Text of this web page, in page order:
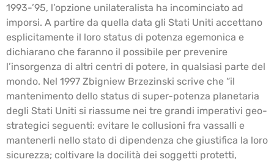
1993-’95, l’opzione unilateralista ha incominciato ad
imporsi. A partire da quella data gli Stati Uniti accettano
esplicitamente il loro status di potenza egemonica e
dichiarano che faranno il possibile per prevenire
l’insorgenza di altri centri di potere, in qualsiasi parte del
mondo. Nel 1997 Zbigniew Brzezinski scrive che “il
mantenimento dello status di super-potenza planetaria
degli Stati Uniti si riassume nei tre grandi imperativi geo-
strategici seguenti: evitare le collusioni fra vassalli e
mantenerli nello stato di dipendenza che giustifica la loro
sicurezza; coltivare la docilità dei soggetti protetti,